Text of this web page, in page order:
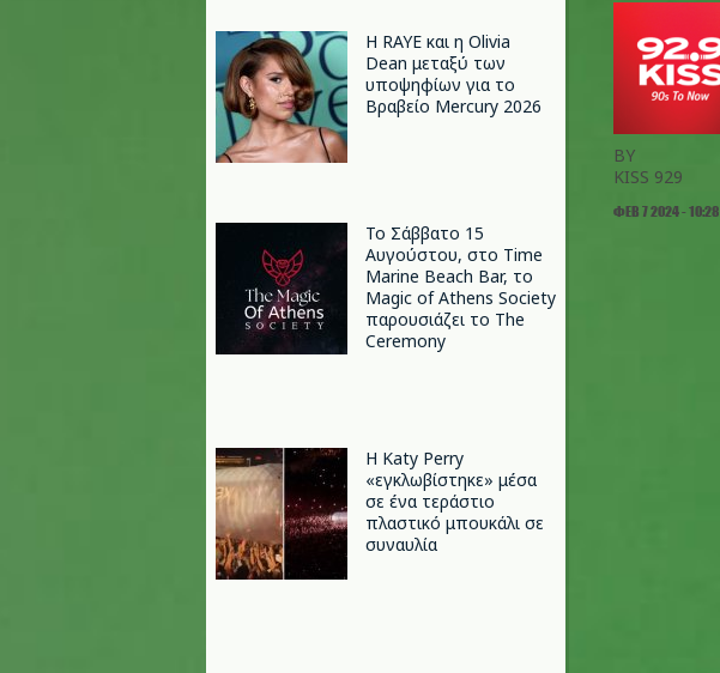
Η RAYE και η Olivia
Dean μεταξύ των
υποψηφίων για το
Βραβείο Mercury 2026
Το Σάββατο 15
Αυγούστου, στο Time
Marine Beach Bar, το
Magic of Athens Society
παρουσιάζει το The
Ceremony
H Katy Perry
«εγκλωβίστηκε» μέσα
σε ένα τεράστιο
πλαστικό μπουκάλι σε
συναυλία
BY
KISS 929
ΦΕΒ 7 2024 - 10:28